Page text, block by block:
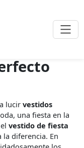
de
lucir vestidos
una fiesta en la
vestido de fiesta
diferencia. En